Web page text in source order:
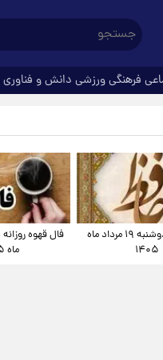
فرهنگیورزشی دانش و فناوری
فال حافظ دوشنبه ۱۹ مرداد ماه
۱۴۰۵
ماه ۱۴۰۵